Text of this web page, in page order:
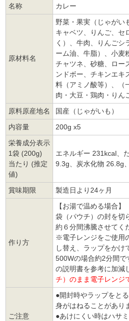
名称 カレー
原材料名
野菜・果実（じゃがい
キャベツ、りんご、セ
く）、牛肉、りんごシ
ーム油、牛脂）、小麦
チャツネ、砂糖、ロー
ンドボー、チキンエキ
料（アミノ酸等）、（
肉・大豆・鶏肉・りん
原料原産地名
国産（じゃがいも）
内容量
200g x5
栄養成分表示
1袋 (200g)
当たり (推定
値)
エネルギー 231kcal、
9.3g、炭水化物 26.8g
賞味期限 製造日より24ヶ月
作り方
【お湯で温める場合】
袋（パウチ）の封を切
約６分間沸騰させてく
※電子レンジをご使用
し替え、ラップをかけ
500Wの場合約2分間で
の説明書を参考に加減
チ）のまま電子レンジ
ご注意
●開封時やラップをと
身がはねることがあり
●あけにくい時はハサ